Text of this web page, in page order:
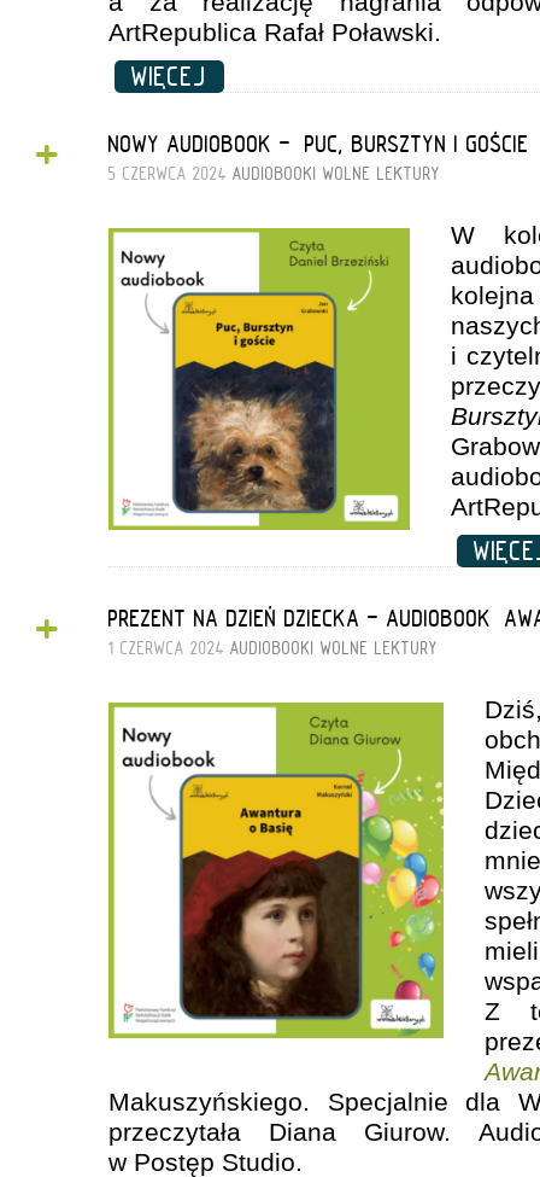
ArtRepublica Rafał Poławski.
WIĘCEJ
+ NOWY AUDIOBOOK - „PUC, BURSZTYN I GOŚCIE”
5 CZERWCA 2024 AUDIOBOOKI WOLNE LEKTURY
W
i
+ PREZENT NA DZIEŃ DZIECKA - AUDIOBOOK
1 CZERWCA 2024 AUDIOBOOKI WOLNE LEKTURY
Z
Makuszyńskiego. Specjalnie dla
przeczytała Diana Giurow.
w Postęp Studio.